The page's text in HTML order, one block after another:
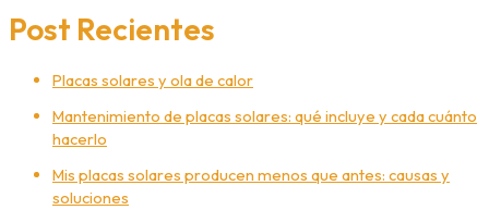
Post Recientes
Placas solares y ola de calor
Mantenimiento de placas solares: qué incluye y cada cuánto
hacerlo
Mis placas solares producen menos que antes: causas y
soluciones